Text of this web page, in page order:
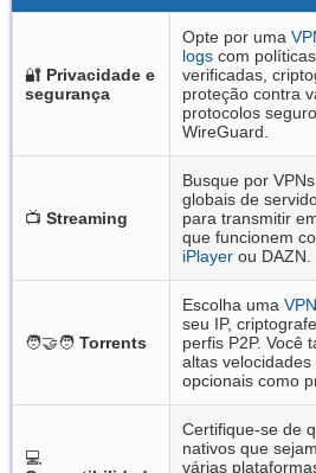
🔐 Privacidade e
segurança
Opte por uma
logs com
verificadas,
proteção contra
protocolos
WireGuard.
📺 Streaming
Busque por
globais de
para transmitir
que funcionem
iPlayer ou DAZN.
🧑‍🤝‍🧑 Torrents
Escolha uma
seu IP,
perfis P2P. Você
altas
opcionais como
💻
Certifique-se de
nativos que
várias